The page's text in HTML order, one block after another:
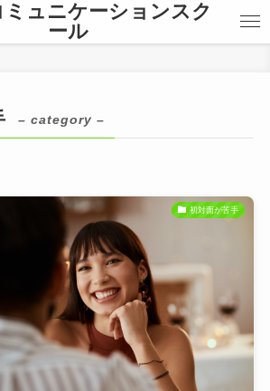
ュニケーションスク
ール
– category –
初対面が苦手